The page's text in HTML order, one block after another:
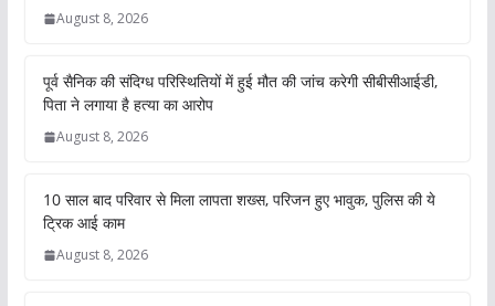
August 8, 2026
पूर्व सैनिक की संदिग्ध परिस्थितियों में हुई मौत की जांच करेगी सीबीसीआईडी,
पिता ने लगाया है हत्या का आरोप
August 8, 2026
10 साल बाद परिवार से मिला लापता शख्स, परिजन हुए भावुक, पुलिस की ये
ट्रिक आई काम
August 8, 2026